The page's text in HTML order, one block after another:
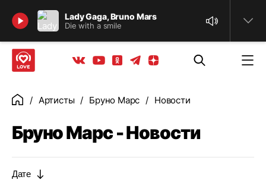
Lady Gaga, Bruno Mars
Die with a smile
Найти
Вконтакте
YoutubeОдноклассники
ТелеграмЯндекс дзен
ГлавнаяАртисты Бруно Марс Новости
Бруно Марс - Новости
Дате